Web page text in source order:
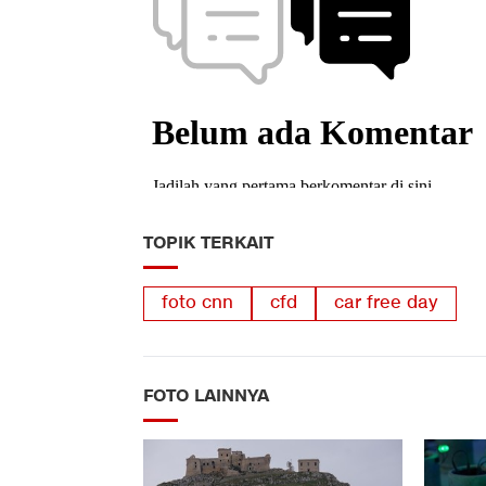
TOPIK TERKAIT
foto cnn cfd car free day
FOTO LAINNYA